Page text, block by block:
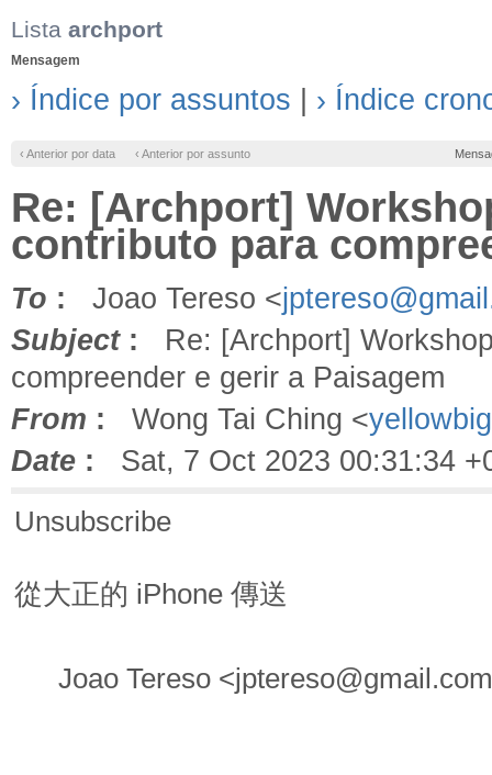
Lista archport
Mensagem
› Índice por assuntos › Índice
‹ Anterior por data ‹ Anterior por assunto
Re: [Archport]
contributo para
To : Joao Tereso <
Subject: Re: [Archport]
compreender e gerir a Paisagem
From : Wong Tai Ching <
Date : Sat, 7 Oct 2023 00:31:34
Unsubscribe
從大正的 iPhone 傳送
Joao Tereso